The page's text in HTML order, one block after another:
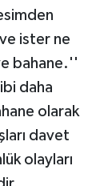
ister ne
bahane.''
daha
olarak
davet
olayları